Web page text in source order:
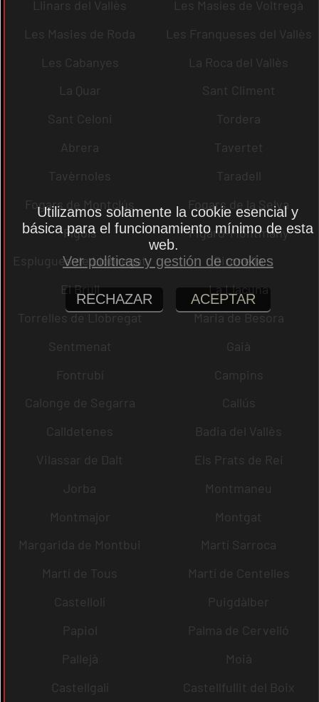
Llinars del Vallès
Les Masíes de Voltregà
Les Masies de Roda
Les Franqueses del Vallès
Les Cabanyes
La Roca del Vallès
La Quar
Sant Climent
Sant Celoni
Tordera
Abrera
Tavertet
Tavèrnoles
Taradell
Fogars de Montclús
Fogars de la Selva
Fígols
Figaró-Montmany
Esplugues de Llobregat
Gironella
El Brull
La Llacuna
Torrelles de Llobregat
Maria de Besora
Sentmenat
Gaià
Fontrubí
Campins
Calonge de Segarra
Callús
Calldetenes
Badia del Vallès
Vilassar de Dalt
Els Prats de Rei
Jorba
Montmaneu
Montmajor
Montgat
Margarida de Montbui
Martí Sarroca
Martí de Tous
Martí de Centelles
Castellolí
Puigdàlber
Papiol
Palma de Cervelló
Pallejà
Moià
Castellgalí
Castellfullit del Boix
Utilizamos solamente la cookie esencial y
básica para el funcionamiento mínimo de esta
web.
Ver políticas y gestión de cookies
RECHAZAR ACEPTAR